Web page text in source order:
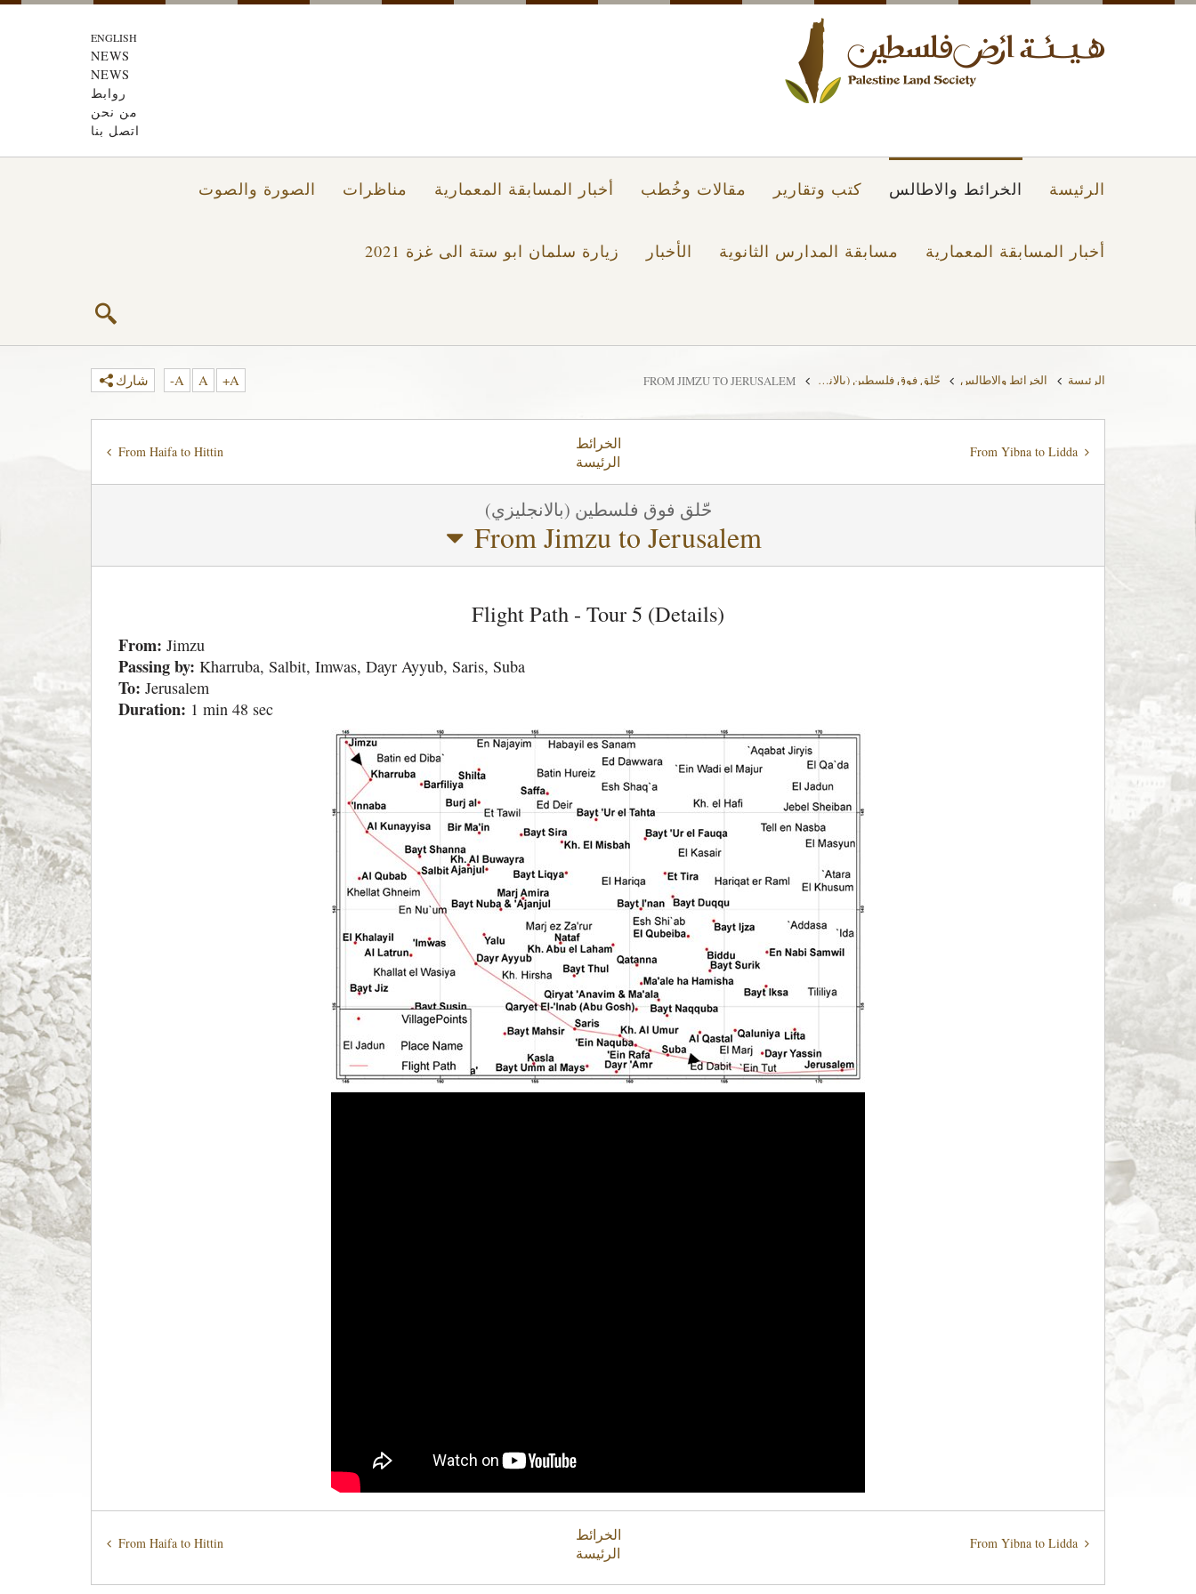
ENGLISH
NEWS
NEWS
روابط
من نحن
اتصل بنا
الرئيسة الخرائط والاطالس كتب وتقارير مقالات وخُطب أخبار المسابقة المعمارية مناظرات الصورة والصوت
أخبار المسابقة المعمارية مسابقة المدارس الثانوية الأخبار زيارة سلمان ابو ستة الى غزة 2021
الرئيسة الخرائط والاطالس حّلق فوق فلسطين (بالانجليزي) FROM JIMZU TO JERUSALEM
A+
A
A- شارك
From Yibna to Lidda
الخرائط
الرئيسة
From Haifa to Hittin
حّلق فوق فلسطين (بالانجليزي)
From Jimzu to Jerusalem
Flight Path - Tour 5 (Details)
From: Jimzu
Passing by: Kharruba, Salbit, Imwas, Dayr Ayyub, Saris, Suba
To: Jerusalem
Duration: 1 min 48 sec
From Yibna to Lidda
الخرائط
الرئيسة
From Haifa to Hittin